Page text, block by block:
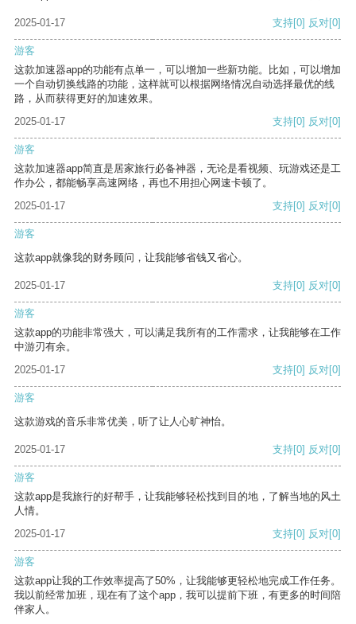
2025-01-17 支持[0] 反对[0]
游客
这款加速器app的功能有点单一，可以增加一些新功能。比如，可以增加
一个自动切换线路的功能，这样就可以根据网络情况自动选择最优的线
路，从而获得更好的加速效果。
2025-01-17
支持[0] 反对[0]
游客
这款加速器app简直是居家旅行必备神器，无论是看视频、玩游戏还是工
作办公，都能畅享高速网络，再也不用担心网速卡顿了。
2025-01-17
支持[0] 反对[0]
游客
这款app就像我的财务顾问，让我能够省钱又省心。
2025-01-17 支持[0] 反对[0]
游客
这款app的功能非常强大，可以满足我所有的工作需求，让我能够在工作
中游刃有余。
2025-01-17
支持[0] 反对[0]
游客
这款游戏的音乐非常优美，听了让人心旷神怡。
2025-01-17 支持[0] 反对[0]
游客
这款app是我旅行的好帮手，让我能够轻松找到目的地，了解当地的风土
人情。
2025-01-17
支持[0] 反对[0]
游客
这款app让我的工作效率提高了50%，让我能够更轻松地完成工作任务。
我以前经常加班，现在有了这个app，我可以提前下班，有更多的时间陪
伴家人。